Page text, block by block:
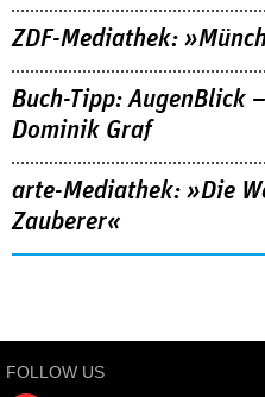
ZDF-Mediathek:
Buch-Tipp: AugenBlick
Dominik Graf
arte-Mediathek: »Die
Zauberer«
FOLLOW US